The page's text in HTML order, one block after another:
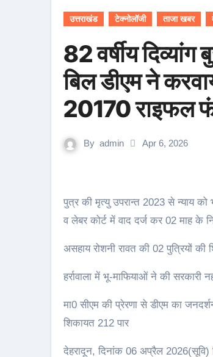
उत्तराखंड टेक्नोलॉजी ताजा खबर
82 वर्षीय
बिल डीएम ने
20170 राइफल
By admin Apr 6, 2026
पुत्र की मृत्यु उपरान्त 2023 से न्याय को भटकती माता मीना बसंल को मिला जिला प्रशासन का सहारा; नियोक्ता फर्म पर मुकदमा
व लेबर कोर्ट में वाद दर्ज कर 02 माह के
असहाय रोशनी रावत की 02 पुत्रियों की
हर्रावाला में भू-माफियाओं ने की सरकारी
मा0 सीएम की प्रेरणा से डीएम का
शिकायत 212 पार
देहरादून, दिनांक 06 अप्रैल 2026(सूवि)